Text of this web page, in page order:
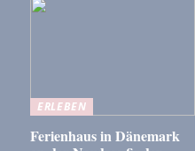
ERLEBEN
Ferienhaus in Dänemark